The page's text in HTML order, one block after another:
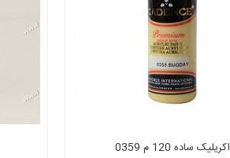
اکریلیک ساده 120 م 0359